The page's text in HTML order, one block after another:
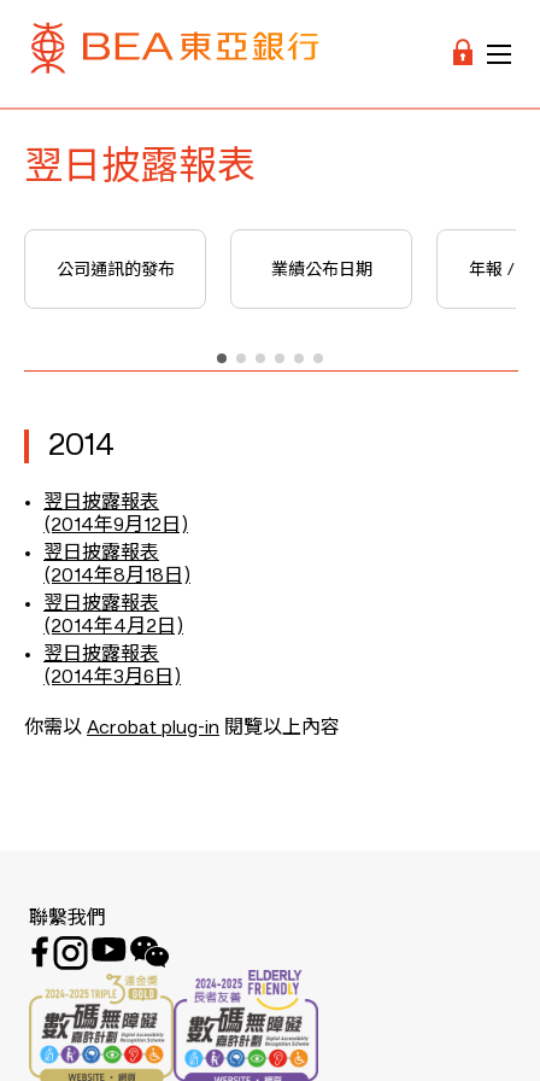
翌日披露報表
公司通訊的發布 業績公布日期 年報 / 中
2014
翌日披露報表
(2014年9月12日)
翌日披露報表
(2014年8月18日)
翌日披露報表
(2014年4月2日)
翌日披露報表
(2014年3月6日)
你需以 Acrobat plug-in 閱覽以上內容
聯繫我們